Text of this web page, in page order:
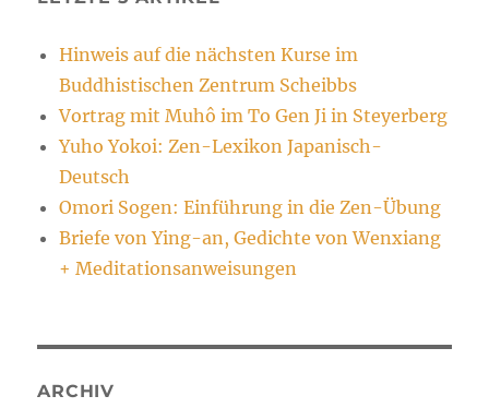
Hinweis auf die nächsten Kurse im
Buddhistischen Zentrum Scheibbs
Vortrag mit Muhô im To Gen Ji in Steyerberg
Yuho Yokoi: Zen-Lexikon Japanisch-
Deutsch
Omori Sogen: Einführung in die Zen-Übung
Briefe von Ying-an, Gedichte von Wenxiang
+ Meditationsanweisungen
ARCHIV